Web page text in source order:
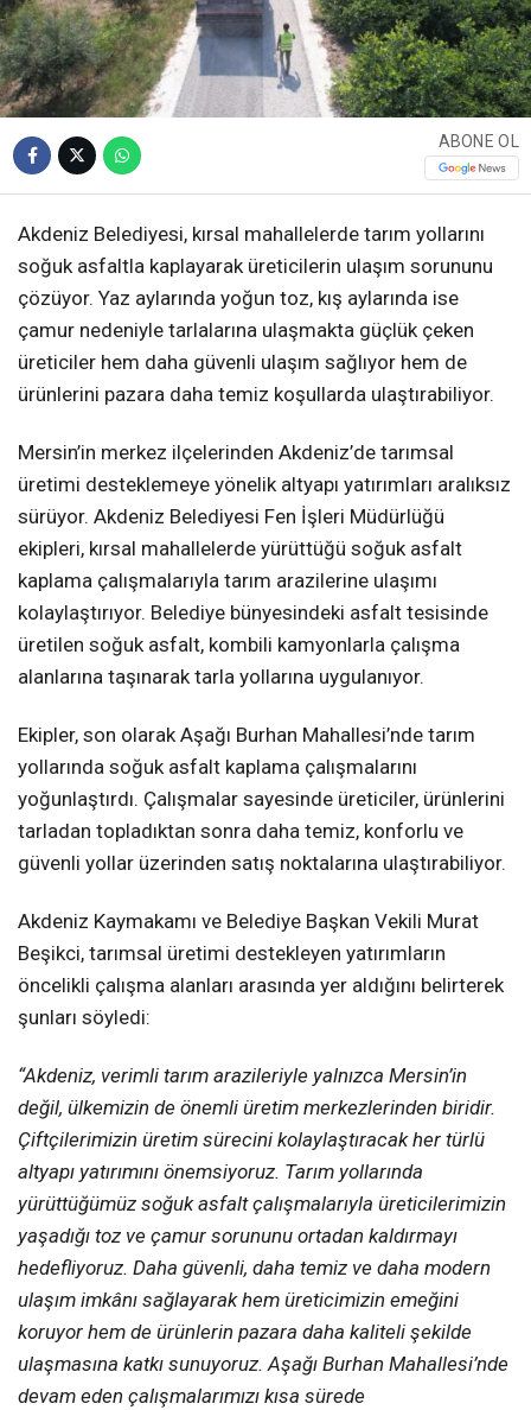
ABONE OL
Akdeniz Belediyesi, kırsal mahallelerde tarım yollarını
soğuk asfaltla kaplayarak üreticilerin ulaşım sorununu
çözüyor. Yaz aylarında yoğun toz, kış aylarında ise
çamur nedeniyle tarlalarına ulaşmakta güçlük çeken
üreticiler hem daha güvenli ulaşım sağlıyor hem de
ürünlerini pazara daha temiz koşullarda ulaştırabiliyor.
Mersin’in merkez ilçelerinden Akdeniz’de tarımsal
üretimi desteklemeye yönelik altyapı yatırımları aralıksız
sürüyor. Akdeniz Belediyesi Fen İşleri Müdürlüğü
ekipleri, kırsal mahallelerde yürüttüğü soğuk asfalt
kaplama çalışmalarıyla tarım arazilerine ulaşımı
kolaylaştırıyor. Belediye bünyesindeki asfalt tesisinde
üretilen soğuk asfalt, kombili kamyonlarla çalışma
alanlarına taşınarak tarla yollarına uygulanıyor.
Ekipler, son olarak Aşağı Burhan Mahallesi’nde tarım
yollarında soğuk asfalt kaplama çalışmalarını
yoğunlaştırdı. Çalışmalar sayesinde üreticiler, ürünlerini
tarladan topladıktan sonra daha temiz, konforlu ve
güvenli yollar üzerinden satış noktalarına ulaştırabiliyor.
Akdeniz Kaymakamı ve Belediye Başkan Vekili Murat
Beşikci, tarımsal üretimi destekleyen yatırımların
öncelikli çalışma alanları arasında yer aldığını belirterek
şunları söyledi:
“Akdeniz, verimli tarım arazileriyle yalnızca Mersin’in
değil, ülkemizin de önemli üretim merkezlerinden biridir.
Çiftçilerimizin üretim sürecini kolaylaştıracak her türlü
altyapı yatırımını önemsiyoruz. Tarım yollarında
yürüttüğümüz soğuk asfalt çalışmalarıyla üreticilerimizin
yaşadığı toz ve çamur sorununu ortadan kaldırmayı
hedefliyoruz. Daha güvenli, daha temiz ve daha modern
ulaşım imkânı sağlayarak hem üreticimizin emeğini
koruyor hem de ürünlerin pazara daha kaliteli şekilde
ulaşmasına katkı sunuyoruz. Aşağı Burhan Mahallesi’nde
devam eden çalışmalarımızı kısa sürede